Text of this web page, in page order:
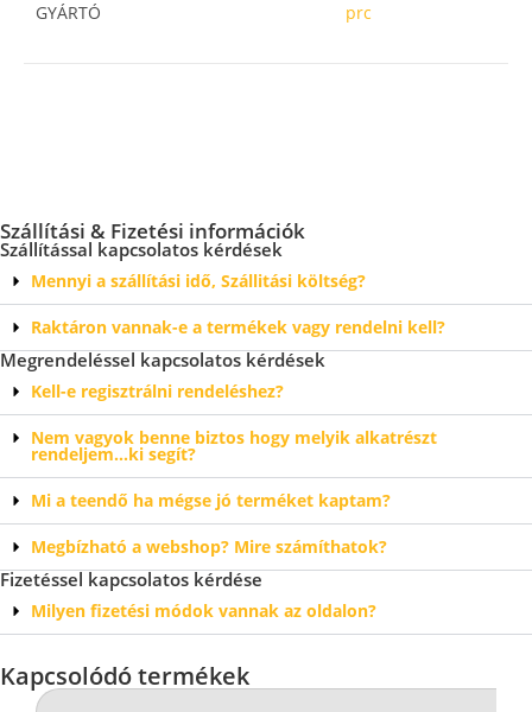
GYÁRTÓ prc
Szállítási & Fizetési információk
Szállítással kapcsolatos kérdések
Mennyi a szállítási idő, Szállitási költség?
Raktáron vannak-e a termékek vagy rendelni kell?
Megrendeléssel kapcsolatos kérdések
Kell-e regisztrálni rendeléshez?
Nem vagyok benne biztos hogy melyik alkatrészt
rendeljem…ki segít?
Mi a teendő ha mégse jó terméket kaptam?
Megbízható a webshop? Mire számíthatok?
Fizetéssel kapcsolatos kérdése
Milyen fizetési módok vannak az oldalon?
Kapcsolódó termékek